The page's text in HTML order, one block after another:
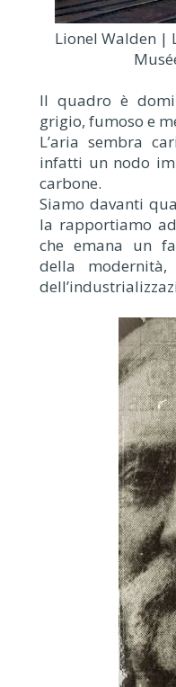
Lionel Walden |
Il quadro è
grigio, fumoso e
L’aria sembra
infatti un nodo
carbone.
Siamo davanti
la rapportiamo
che emana un
della